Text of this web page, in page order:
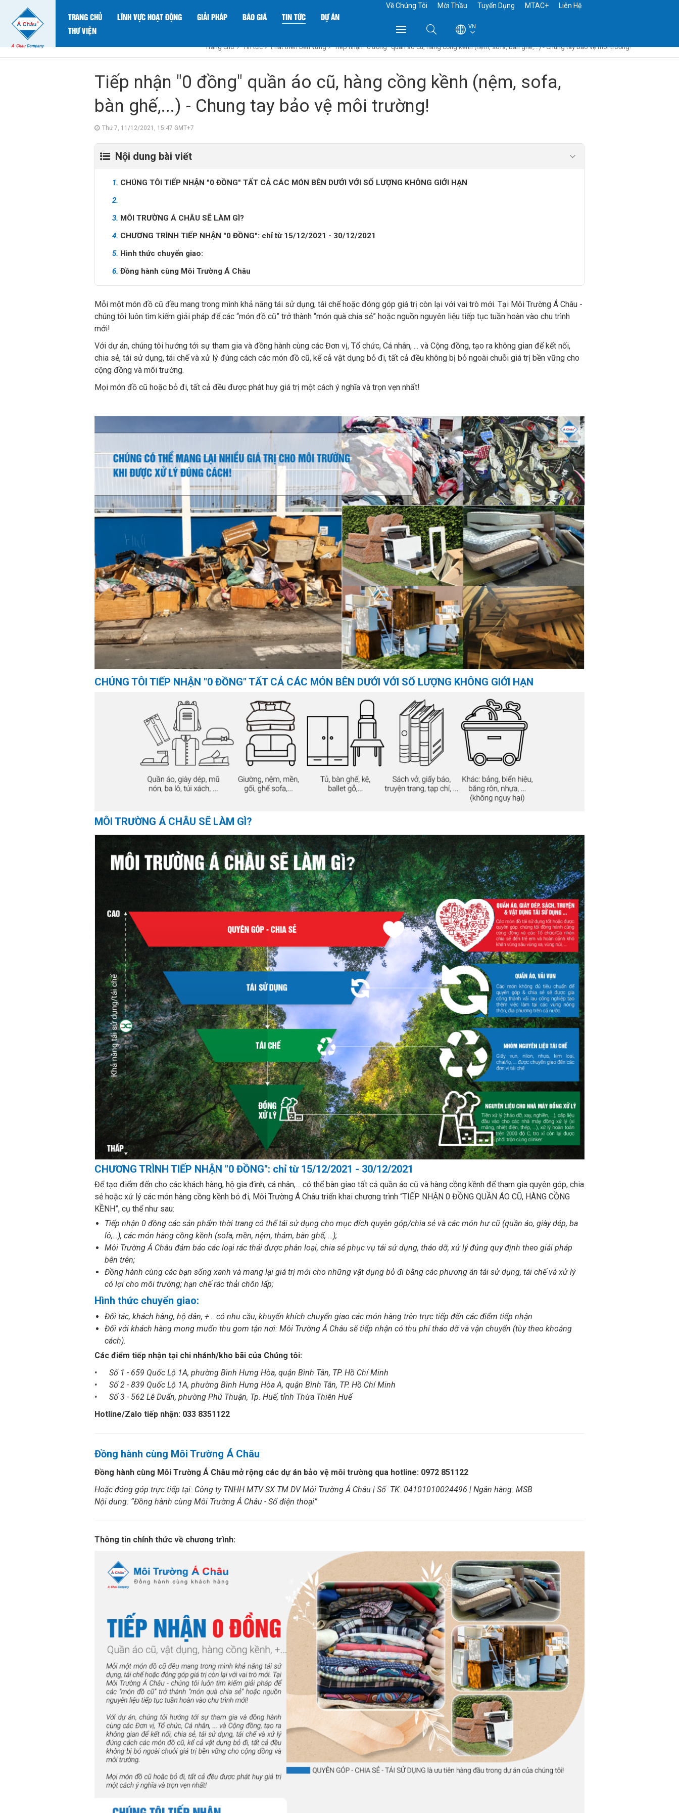
TRANG CHỦ LĨNH VỰC HOẠT ĐỘNG GIẢI PHÁP BÁO GIÁ TIN TỨC
DỰ ÁN
THƯ VIỆN
Về Chúng Tôi Mời Thầu Tuyển Dụng MTAC+ Liên Hệ
VN
Trang chủ Tin tức Phát triển bền vững Tiếp nhận "0 đồng" quần áo cũ, hàng cồng kềnh (nệm, sofa, bàn ghế,...) - Chung tay bảo vệ môi trường!
Tiếp nhận "0 đồng" quần áo cũ, hàng cồng kềnh (nệm, sofa,
bàn ghế,...) - Chung tay bảo vệ môi trường!
Thứ 7, 11/12/2021, 15:47 GMT+7
Nội dung bài viết
1. CHÚNG TÔI TIẾP NHẬN "0 ĐỒNG" TẤT CẢ CÁC MÓN BÊN DƯỚI VỚI SỐ LƯỢNG KHÔNG GIỚI HẠN
2.
3. MÔI TRƯỜNG Á CHÂU SẼ LÀM GÌ?
4. CHƯƠNG TRÌNH TIẾP NHẬN "0 ĐỒNG": chỉ từ 15/12/2021 - 30/12/2021
5. Hình thức chuyển giao:
6. Đồng hành cùng Môi Trường Á Châu
Mỗi một món đồ cũ đều mang trong mình khả năng tái sử dụng, tái chế hoặc đóng góp giá trị còn lại với vai trò mới. Tại Môi Trường Á Châu -
chúng tôi luôn tìm kiếm giải pháp để các “món đồ cũ” trở thành “món quà chia sẻ” hoặc nguồn nguyên liệu tiếp tục tuần hoàn vào chu trình
mới!
Với dự án, chúng tôi hướng tới sự tham gia và đồng hành cùng các Đơn vị, Tổ chức, Cá nhân, ... và Cộng đồng, tạo ra không gian để kết nối,
chia sẻ, tái sử dụng, tái chế và xử lý đúng cách các món đồ cũ, kể cả vật dụng bỏ đi, tất cả đều không bị bỏ ngoài chuỗi giá trị bền vững cho
cộng đồng và môi trường.
Mọi món đồ cũ hoặc bỏ đi, tất cả đều được phát huy giá trị một cách ý nghĩa và trọn vẹn nhất!
CHÚNG TÔI TIẾP NHẬN "0 ĐỒNG" TẤT CẢ CÁC MÓN BÊN DƯỚI VỚI SỐ LƯỢNG KHÔNG GIỚI HẠN
MÔI TRƯỜNG Á CHÂU SẼ LÀM GÌ?
CHƯƠNG TRÌNH TIẾP NHẬN "0 ĐỒNG": chỉ từ 15/12/2021 - 30/12/2021
Để tạo điểm đến cho các khách hàng, hộ gia đình, cá nhân,… có thể bàn giao tất cả quần áo cũ và hàng cồng kềnh để tham gia quyên góp, chia
sẻ hoặc xử lý các món hàng cồng kềnh bỏ đi, Môi Trường Á Châu triển khai chương trình “TIẾP NHẬN 0 ĐỒNG QUẦN ÁO CŨ, HÀNG CỒNG
KỀNH”, cụ thể như sau:
Tiếp nhận 0 đồng các sản phẩm thời trang có thể tái sử dụng cho mục đích quyên góp/chia sẻ và các món hư cũ (quần áo, giày dép, ba
lô,…), các món hàng cồng kềnh (sofa, mền, nệm, thảm, bàn ghế, …);
Môi Trường Á Châu đảm bảo các loại rác thải được phân loại, chia sẻ phục vụ tái sử dụng, tháo dỡ, xử lý đúng quy định theo giải pháp
bên trên;
Đồng hành cùng các bạn sống xanh và mang lại giá trị mới cho những vật dụng bỏ đi bằng các phương án tái sử dụng, tái chế và xử lý
có lợi cho môi trường; hạn chế rác thải chôn lấp;
Hình thức chuyển giao:
Đối tác, khách hàng, hộ dân, +… có nhu cầu, khuyến khích chuyển giao các món hàng trên trực tiếp đến các điểm tiếp nhận
Đối với khách hàng mong muốn thu gom tận nơi: Môi Trường Á Châu sẽ tiếp nhận có thu phí tháo dỡ và vận chuyển (tùy theo khoảng
cách).
Các điểm tiếp nhận tại chi nhánh/kho bãi của Chúng tôi:
• Số 1 - 659 Quốc Lộ 1A, phường Bình Hưng Hòa, quận Bình Tân, TP. Hồ Chí Minh
• Số 2 - 839 Quốc Lộ 1A, phường Bình Hưng Hòa A, quận Bình Tân, TP. Hồ Chí Minh
• Số 3 - 562 Lê Duẩn, phường Phú Thuận, Tp. Huế, tỉnh Thừa Thiên Huế
Hotline/Zalo tiếp nhận: 033 8351122
Đồng hành cùng Môi Trường Á Châu
Đồng hành cùng Môi Trường Á Châu mở rộng các dự án bảo vệ môi trường qua hotline: 0972 851122
Hoặc đóng góp trực tiếp tại: Công ty TNHH MTV SX TM DV Môi Trường Á Châu | Số TK: 04101010024496 | Ngân hàng: MSB
Nội dung: “Đồng hành cùng Môi Trường Á Châu - Số điện thoại”
Thông tin chính thức về chương trình: